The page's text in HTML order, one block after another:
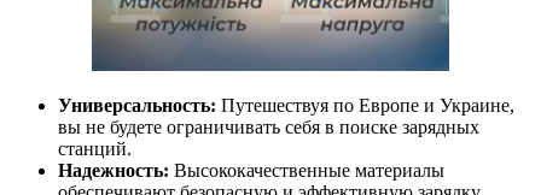
Универсальность: Путешествуя по Европе и Украине,
вы не будете ограничивать себя в поиске зарядных
станций.
Надежность: Высококачественные материалы